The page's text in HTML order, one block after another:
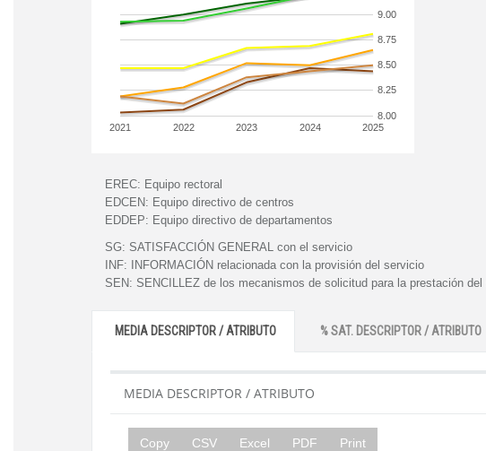
2021 2022 2023 2024 2025
8.00
8.25
8.50
8.75
9.00
EREC: Equipo rectoral
EDCEN: Equipo directivo de centros
EDDEP: Equipo directivo de departamentos
SG: SATISFACCIÓN GENERAL con el servicio
INF:
INFORMACIÓN relacionada con la provisión del servicio
SEN: SENCILLEZ de los mecanismos de solicitud para la prestación
MEDIA DESCRIPTOR / ATRIBUTO % SAT. DESCRIPTOR / ATRIBUTO
MEDIA DESCRIPTOR / ATRIBUTO
Copy CSV Excel PDF Print